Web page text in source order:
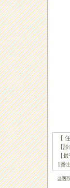
【
【
【
1番
当医